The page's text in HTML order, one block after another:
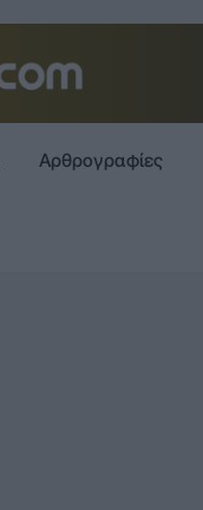
Αρθρογραφίες